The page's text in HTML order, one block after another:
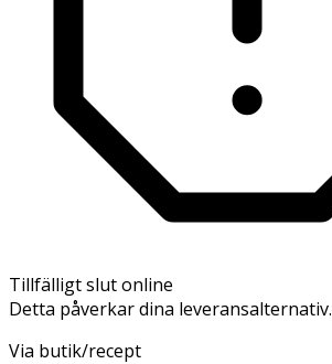
Tillfälligt slut online
Detta påverkar dina leveransalternativ.
Via butik/recept